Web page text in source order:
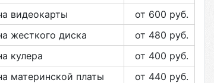
видеокарты
от 600 руб.
жесткого диска
от 480 руб.
кулера
от 400 руб.
материнской платы
от 440 руб.